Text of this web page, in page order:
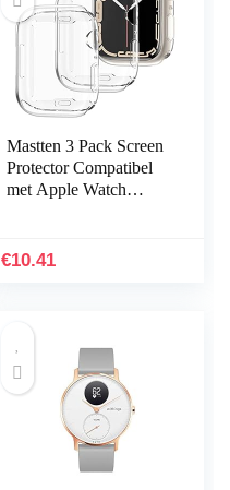
Mastten 3 Pack Screen
Protector Compatibel
met Apple Watch
Scherm…
€10.41